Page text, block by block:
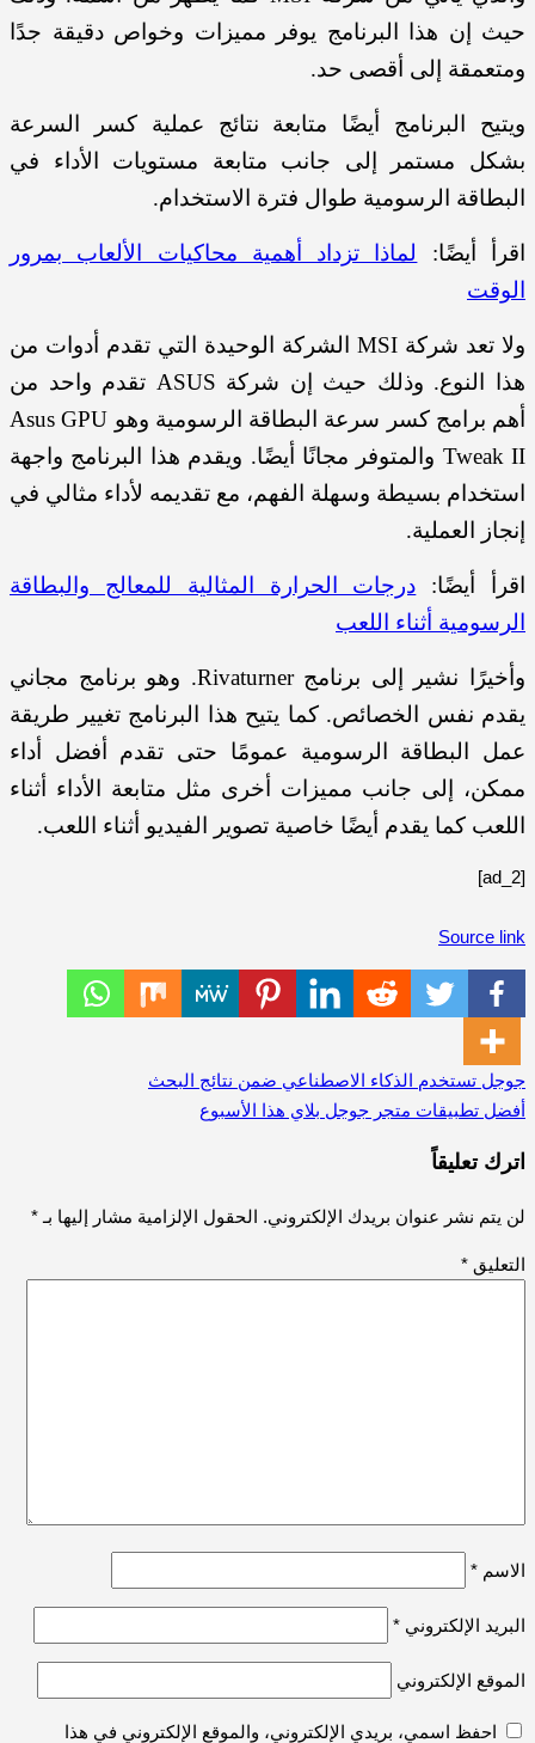
حيث إن هذا البرنامج يوفر مميزات وخواص دقيقة جدًا
ومتعمقة إلى أقصى حد.
ويتيح البرنامج أيضًا متابعة نتائج عملية كسر السرعة
بشكل مستمر إلى جانب متابعة مستويات الأداء في
البطاقة الرسومية طوال فترة الاستخدام.
اقرأ أيضًا:
لماذا تزداد أهمية محاكيات الألعاب بمرور
الوقت
ولا تعد شركة MSI الشركة الوحيدة التي تقدم أدوات من
هذا النوع. وذلك حيث إن شركة ASUS تقدم واحد من
أهم برامج كسر سرعة البطاقة الرسومية وهو Asus GPU
Tweak II والمتوفر مجانًا أيضًا. ويقدم هذا البرنامج واجهة
استخدام بسيطة وسهلة الفهم، مع تقديمه لأداء مثالي في
إنجاز العملية.
اقرأ أيضًا: درجات الحرارة المثالية للمعالج والبطاقة
الرسومية أثناء اللعب
وأخيرًا نشير إلى برنامج Rivaturner. وهو برنامج مجاني
يقدم نفس الخصائص. كما يتيح هذا البرنامج تغيير طريقة
عمل البطاقة الرسومية عمومًا حتى تقدم أفضل أداء
ممكن، إلى جانب مميزات أخرى مثل متابعة الأداء أثناء
اللعب كما يقدم أيضًا خاصية تصوير الفيديو أثناء اللعب.
[ad_2]
Source link
تصفّح
جوجل تستخدم الذكاء الاصطناعي ضمن نتائج البحث
أفضل تطبيقات متجر جوجل بلاي هذا الأسبوع
اترك تعليقاً
لن يتم نشر عنوان بريدك الإلكتروني. الحقول الإلزامية مشار إليها بـ *
التعليق *
الاسم *
البريد الإلكتروني *
الموقع الإلكتروني
احفظ اسمي، بريدي الإلكتروني، والموقع الإلكتروني في هذا